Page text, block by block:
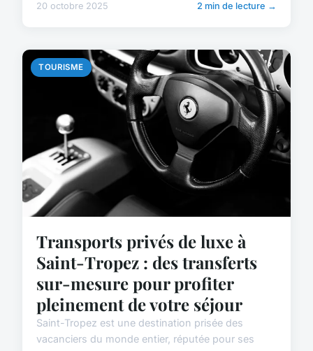
20 octobre 2025 2 min de lecture →
TOURISME
Transports privés de luxe à
Saint-Tropez : des transferts
sur-mesure pour profiter
pleinement de votre séjour
Saint-Tropez est une destination prisée des
vacanciers du monde entier, réputée pour ses